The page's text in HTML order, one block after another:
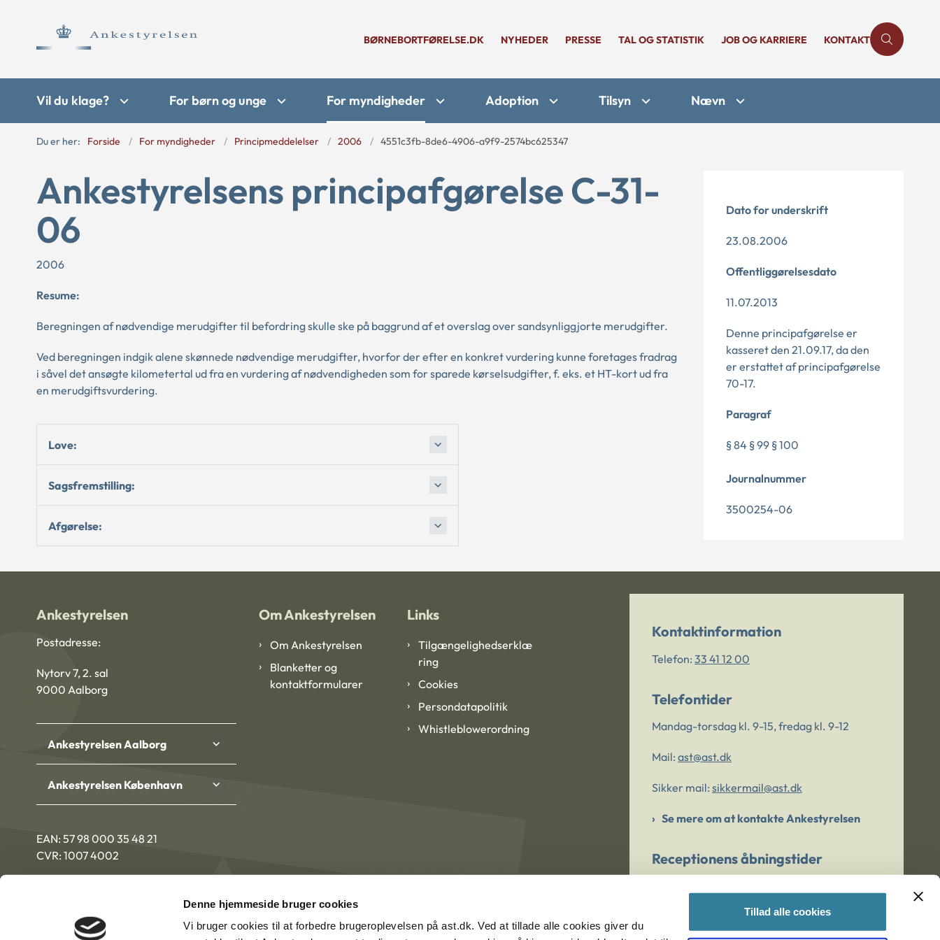
Denne hjemmeside bruger cookies
Vi bruger cookies til at forbedre brugeroplevelsen på ast.dk. Ved at tillade alle cookies giver du
Tillad alle cookies
BØRNEBORTFØRELSE.DK NYHEDER PRESSE TAL OG STATISTIK JOB OG KARRIERE KONTAKT
Vil du klage? For børn og unge For myndigheder Adoption Tilsyn Nævn
Du er her: Forside For myndigheder Principmeddelelser 2006 4551c3fb-8de6-4906-a9f9-2574bc625347
Ankestyrelsens principafgørelse C-31-
06
2006
Resume:
Beregningen af nødvendige merudgifter til befordring skulle ske på baggrund af et overslag over sandsynliggjorte merudgifter.
Ved beregningen indgik alene skønnede nødvendige merudgifter, hvorfor der efter en konkret vurdering kunne foretages fradrag
i såvel det ansøgte kilometertal ud fra en vurdering af nødvendigheden som for sparede kørselsudgifter, f. eks. et HT-kort ud fra
en merudgiftsvurdering.
Love:
Sagsfremstilling:
Afgørelse:
Dato for underskrift
23.08.2006
Offentliggørelsesdato
11.07.2013
Denne principafgørelse er
kasseret den 21.09.17, da den
er erstattet af principafgørelse
70-17.
Paragraf
§ 84 § 99 § 100
Journalnummer
3500254-06
Ankestyrelsen
Postadresse:
Nytorv 7, 2. sal
9000 Aalborg
Ankestyrelsen Aalborg
Ankestyrelsen København
EAN: 57 98 000 35 48 21
CVR: 1007 4002
Om Ankestyrelsen
Om Ankestyrelsen
Blanketter og
kontaktformularer
Links
Tilgængelighedserklæ
ring
Cookies
Persondatapolitik
Whistleblowerordning
Kontaktinformation
Telefon: 33 41 12 00
Telefontider
Mandag-torsdag kl. 9-15, fredag kl. 9-12
Mail: ast@ast.dk
Sikker mail: sikkermail@ast.dk
Se mere om at kontakte Ankestyrelsen
Receptionens åbningstider